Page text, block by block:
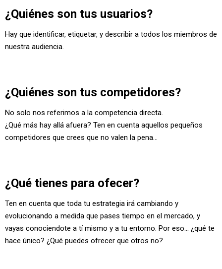
¿Quiénes son tus usuarios?
Hay que identificar, etiquetar, y describir a todos los miembros de
nuestra audiencia.
¿Quiénes son tus competidores?
No solo nos referimos a la competencia directa.
¿Qué más hay allá afuera? Ten en cuenta aquellos pequeños
competidores que crees que no valen la pena...
¿Qué tienes para ofecer?
Ten en cuenta que toda tu estrategia irá cambiando y
evolucionando a medida que pases tiempo en el mercado, y
vayas conociendote a tí mismo y a tu entorno. Por eso... ¿qué te
hace único? ¿Qué puedes ofrecer que otros no?